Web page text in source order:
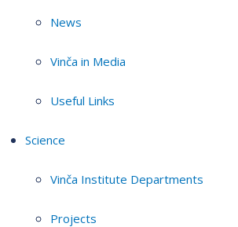
News
Vinča in Media
Useful Links
Science
Vinča Institute Departments
Projects